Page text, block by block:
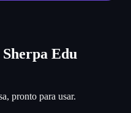
Edu
pronto para usar.